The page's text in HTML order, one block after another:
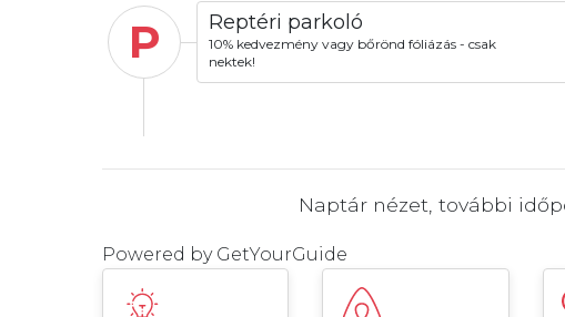
P Reptéri parkoló
10% kedvezmény vagy bőrönd fóliázás - csak
nektek!
Naptár nézet, további
Powered by GetYourGuide